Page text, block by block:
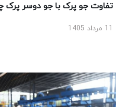
تفاوت جو پرک با جو دوسر پرک